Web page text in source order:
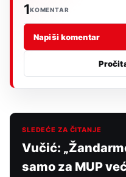
1KOMENTAR
Napiši komentar
SLEDEĆE ZA ČITANJE
Vučić:
samo za MUP